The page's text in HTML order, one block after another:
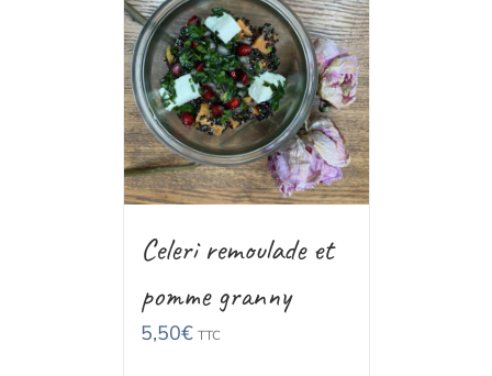
Celeri remoulade et
pomme granny
5,50€ TTC